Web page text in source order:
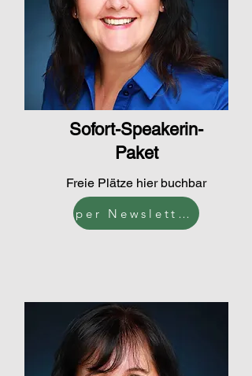
Sofort-Speakerin-
Paket
Freie Plätze hier buchbar
per Newsletter